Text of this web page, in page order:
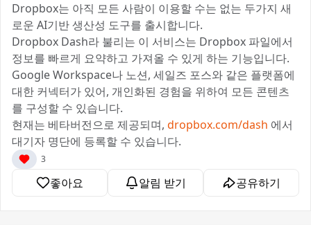
Dropbox는 아직 모든 사람이 이용할 수는 없는 두가지 새
로운 AI기반 생산성 도구를 출시합니다.
Dropbox Dash라 불리는 이 서비스는 Dropbox 파일에서
정보를 빠르게 요약하고 가져올 수 있게 하는 기능입니다.
Google Workspace나 노션, 세일즈 포스와 같은 플랫폼에
대한 커넥터가 있어, 개인화된 경험을 위하여 모든 콘텐츠
를 구성할 수 있습니다.
현재는 베타버전으로 제공되며, dropbox.com/dash 에서
대기자 명단에 등록할 수 있습니다.
3
좋아요 알림 받기 공유하기